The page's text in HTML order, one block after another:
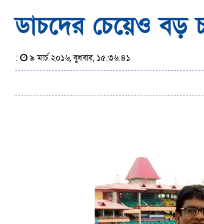
ডাচদের চেয়েও বড়
: ৯ মার্চ ২০১৬, বুধবার, ১৫:৩৬:৪১